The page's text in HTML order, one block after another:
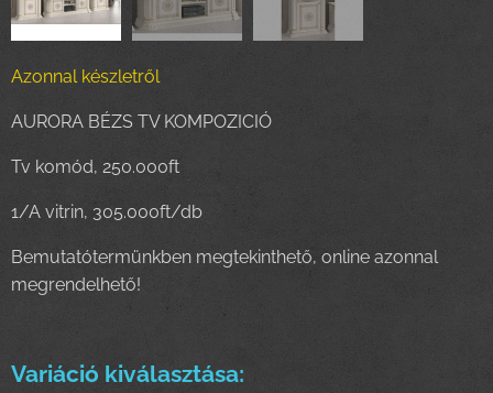
Azonnal készletről
AURORA BÉZS TV KOMPOZICIÓ
Tv komód, 250.000ft
1/A vitrin, 305.000ft/db
Bemutatótermünkben megtekinthető, online azonnal
megrendelhető!
Variáció kiválasztása: